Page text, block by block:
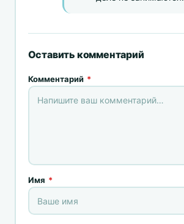
Оставить комментарий
Комментарий *
Имя *